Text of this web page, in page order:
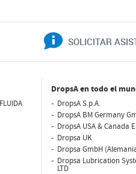
SOLICITAR
DropsA en todo el
DropsA S.p.A.
DropsA BM Germany
DropsA USA & Canada
Dropsa UK
Dropsa GmbH
Dropsa Lubrication
LTD